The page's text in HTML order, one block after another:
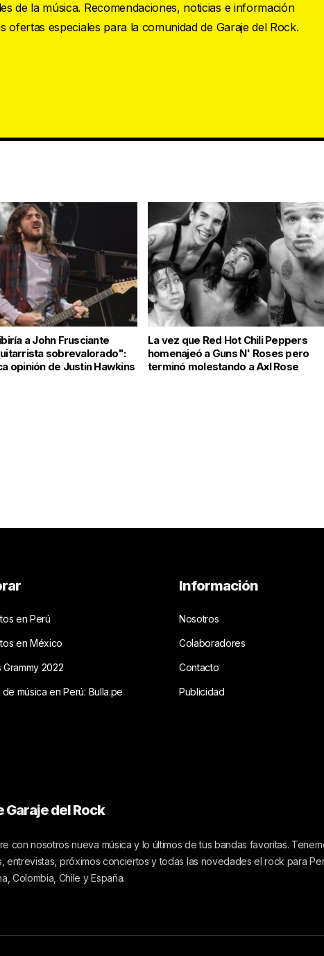
de la música. Recomendaciones, noticias e información
especiales para la comunidad de Garaje del Rock.
a John Frusciante
sobrevalorado":
opinión de Justin Hawkins
La vez que Red Hot Chili Peppers
homenajeó a Guns N' Roses pero
terminó molestando a Axl Rose
en Perú
en México
Grammy 2022
de música en Perú: Bulla.pe
Información
Nosotros
Colaboradores
Contacto
Publicidad
Garaje del Rock
con nosotros nueva música y lo últimos de tus bandas favoritas.
entrevistas, próximos conciertos y todas las novedades el rock para
Colombia, Chile y España.